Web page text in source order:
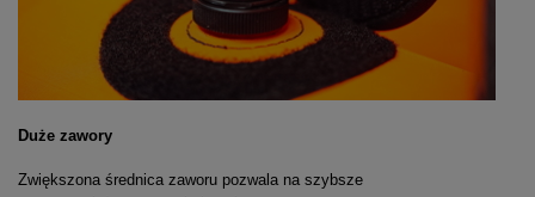
Duże zawory
Zwiększona średnica zaworu pozwala na szybsze